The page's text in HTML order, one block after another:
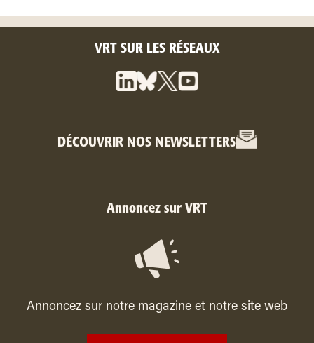
VRT SUR LES RÉSEAUX
DÉCOUVRIR NOS NEWSLETTERS
Annoncez sur VRT
Annoncez sur notre magazine et notre site web